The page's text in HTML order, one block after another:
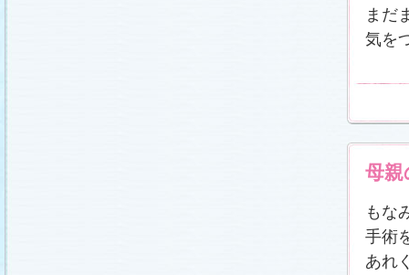
まだ
気を
母親
もな
手術
あれ